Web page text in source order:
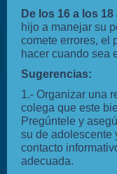
De los 16 a los 18
hijo a manejar su
comete errores, el
hacer cuando sea
Sugerencias:
1.- Organizar una
colega que este
Pregúntele y
su de adolescente
contacto
adecuada.